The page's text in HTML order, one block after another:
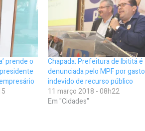
prende o
Chapada: Prefeitura de Ibititá é
denunciada pelo MPF por gasto
indevido de recurso público
11 março 2018 - 08h22
Em "Cidades"